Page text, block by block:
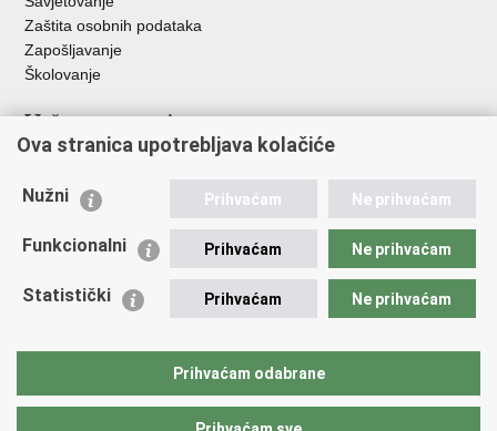
Zaštita osobnih podataka
Zapošljavanje
Školovanje
Važne poveznice
Ministarstvo unutarnjih poslova
Udruge
Policijska akademija
Zaklada policijske solidarnosti
Vučetić"
Ova stranica upotrebljava kolačiće
Nužni Prihvaćam Ne prihvaćam
Funkcionalni Prihvaćam Ne prihvaćam
Statistički Prihvaćam Ne prihvaćam
Prihvaćam odabrane